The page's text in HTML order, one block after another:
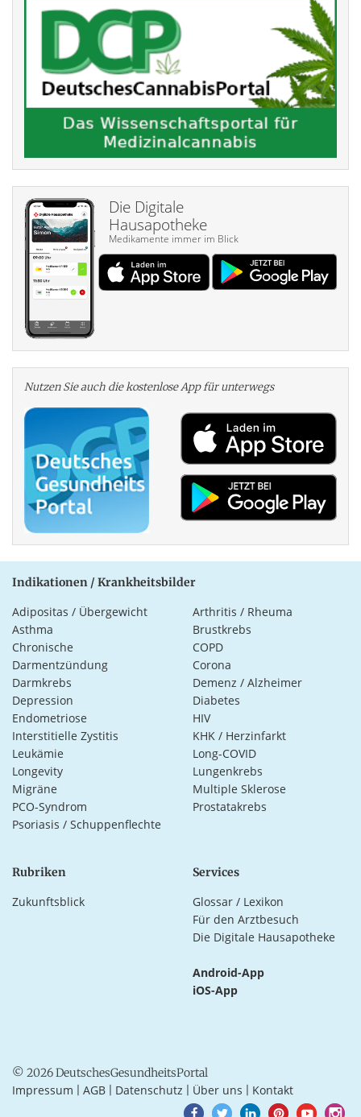
Die Digitale
Hausapotheke
Medikamente immer im Blick
Nutzen Sie auch die kosten­lose App für unterwegs
Indikationen / Krankheitsbilder
Adipositas / Übergewicht
Arthritis / Rheuma
Asthma
Brustkrebs
Chronische
Darmentzündung
COPD
Corona
Darmkrebs
Demenz / Alzheimer
Depression
Diabetes
Endometriose
HIV
Interstitielle Zystitis
KHK / Herzinfarkt
Leukämie
Long-COVID
Longevity
Lungenkrebs
Migräne
Multiple Sklerose
PCO-Syndrom
Prostatakrebs
Psoriasis / Schuppenflechte
Rubriken
Zukunftsblick
Services
Glossar / Lexikon
Für den Arztbesuch
Die Digitale Hausapotheke
Android-App
iOS-App
© 2026 DeutschesGesundheitsPortal
Impressum AGB Datenschutz Über uns Kontakt